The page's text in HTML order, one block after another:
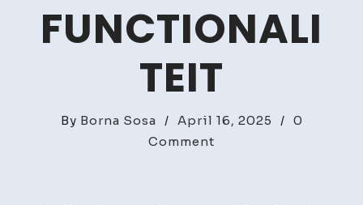
FUNCTIONALI
TEIT
By Borna Sosa / April 16, 2025 / 0
Comment